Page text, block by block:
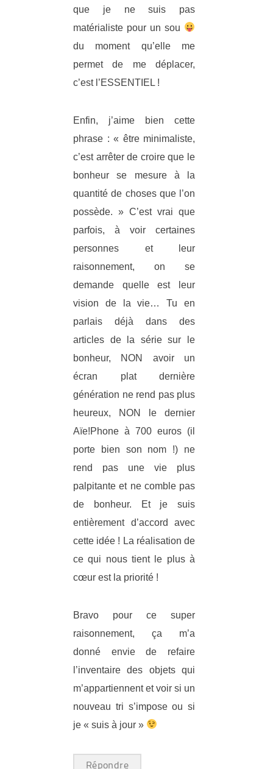
que je ne suis pas
matérialiste pour un sou
du moment qu’elle me
permet de me déplacer,
c’est l’ESSENTIEL !
Enfin, j’aime bien cette
phrase : « être minimaliste,
c’est arrêter de croire que le
bonheur se mesure à la
quantité de choses que l’on
possède. » C’est vrai que
parfois, à voir certaines
personnes et leur
raisonnement, on se
demande quelle est leur
vision de la vie… Tu en
parlais déjà dans des
articles de la série sur le
bonheur, NON avoir un
écran plat dernière
génération ne rend pas plus
heureux, NON le dernier
Aïe!Phone à 700 euros (il
porte bien son nom !) ne
rend pas une vie plus
palpitante et ne comble pas
de bonheur. Et je suis
entièrement d’accord avec
cette idée ! La réalisation de
ce qui nous tient le plus à
cœur est la priorité !
Bravo pour ce super
raisonnement, ça m’a
donné envie de refaire
l’inventaire des objets qui
m’appartiennent et voir si un
nouveau tri s’impose ou si
je « suis à jour »
Répondre